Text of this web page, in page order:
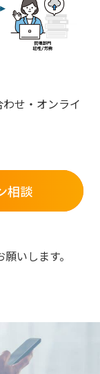
せ・オンライ
相談
いします。